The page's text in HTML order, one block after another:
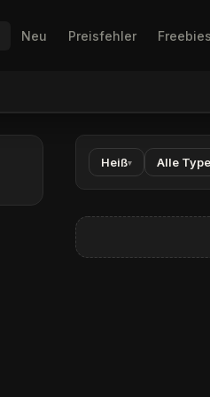
Neu Preisfehler
Heiß▾ Alle